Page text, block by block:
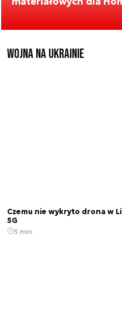
Wojna na Ukrainie
Czemu nie wykryto drona w
5G
5 min.